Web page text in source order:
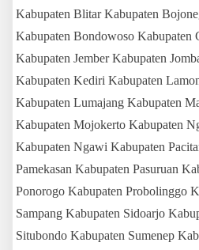
Kabupaten Blitar Kabupaten
Kabupaten Bondowoso Kabupaten
Kabupaten Jember Kabupaten
Kabupaten Kediri Kabupaten
Kabupaten Lumajang Kabupaten
Kabupaten Mojokerto Kabupaten
Kabupaten Ngawi Kabupaten
Pamekasan Kabupaten Pasuruan
Ponorogo Kabupaten Probolinggo
Sampang Kabupaten Sidoarjo
Situbondo Kabupaten Sumenep